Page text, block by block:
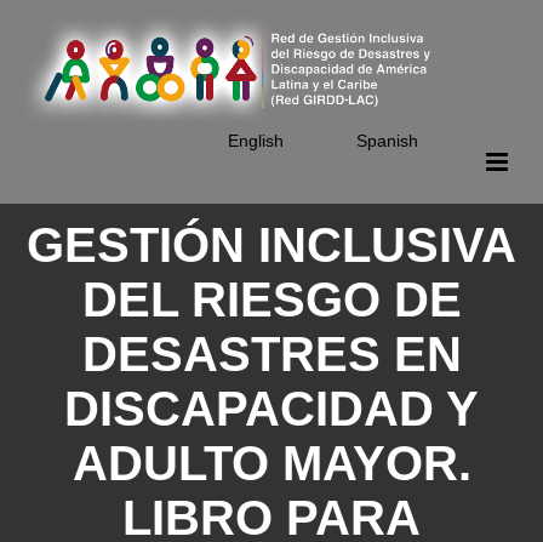
English
Spanish
GESTIÓN INCLUSIVA
DEL RIESGO DE
DESASTRES EN
DISCAPACIDAD Y
ADULTO MAYOR.
LIBRO PARA